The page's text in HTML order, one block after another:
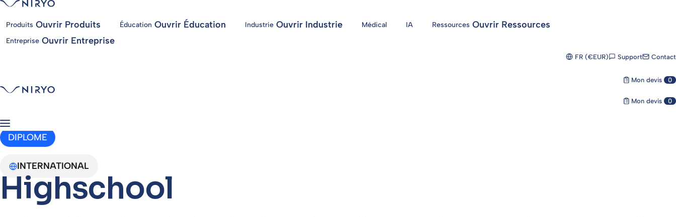
Produits Ouvrir Produits Éducation Ouvrir Éducation Industrie Ouvrir Industrie Médical IA Ressources Ouvrir Ressources
Entreprise Ouvrir Entreprise
FR (€EUR) Support Contact
Mon devis 0
Mon devis 0
DIPLOME
INTERNATIONAL
Highschool